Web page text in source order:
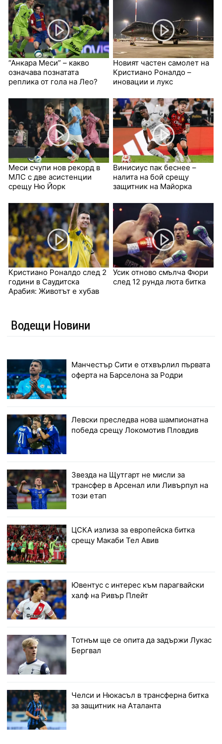
“Анкара Меси” – какво
означава познатата
реплика от гола на Лео?
Новият частен самолет на
Кристиано Роналдо –
иновации и лукс
Меси счупи нов рекорд в
МЛС с две асистенции
срещу Ню Йорк
Винисиус пак беснее –
налита на бой срещу
защитник на Майорка
Кристиано Роналдо след 2
години в Саудитска
Арабия: Животът е хубав
Усик отново смълча Фюри
след 12 рунда люта битка
Водещи Новини
Манчестър Сити е отхвърлил първата
оферта на Барселона за Родри
Левски преследва нова шампионатна
победа срещу Локомотив Пловдив
Звезда на Щутгарт не мисли за
трансфер в Арсенал или Ливърпул на
този етап
ЦСКА излиза за европейска битка
срещу Макаби Тел Авив
Ювентус с интерес към парагвайски
халф на Ривър Плейт
Тотнъм ще се опита да задържи Лукас
Бергвал
Челси и Нюкасъл в трансферна битка
за защитник на Аталанта